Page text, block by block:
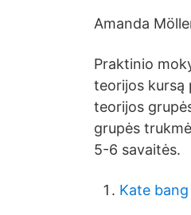
Amanda
Praktinio
teorijos kursą
teorijos
grupės
5-6 savaitės.
Kate bang